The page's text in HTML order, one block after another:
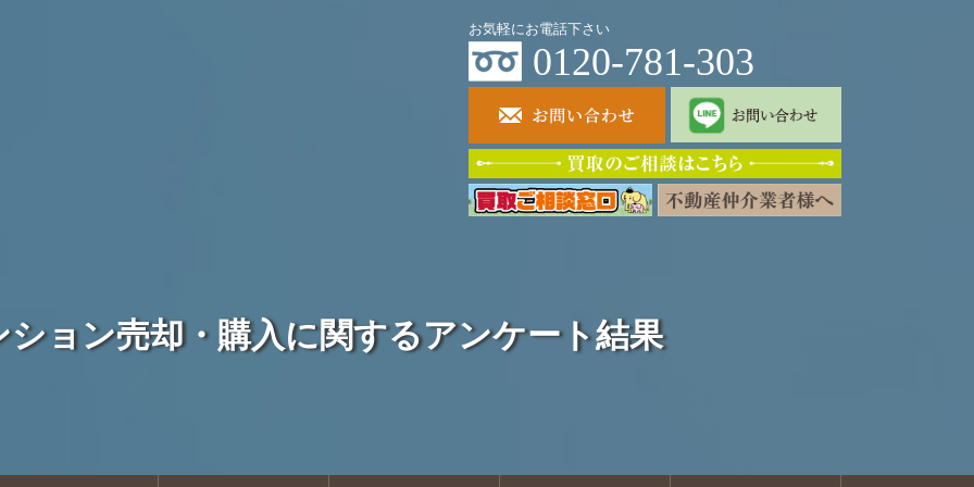
お気軽にお電話下さい
0120-781-303
ション売却・購入に関するアンケート結果